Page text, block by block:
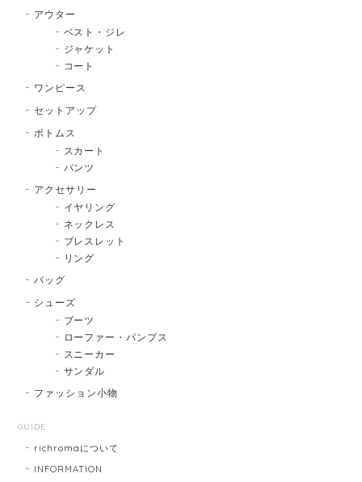
アウター
ベスト・ジレ
ジャケット
コート
ワンピース
セットアップ
ボトムス
スカート
パンツ
アクセサリー
イヤリング
ネックレス
ブレスレット
リング
バッグ
シューズ
ブーツ
ローファー・パンプス
スニーカー
サンダル
ファッション小物
GUIDE
richromaについて
INFORMATION